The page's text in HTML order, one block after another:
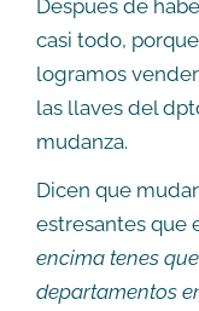
Después de
casi todo,
logramos
las llaves del
mudanza.
Dicen que
estresantes que
encima tenes
departamentos